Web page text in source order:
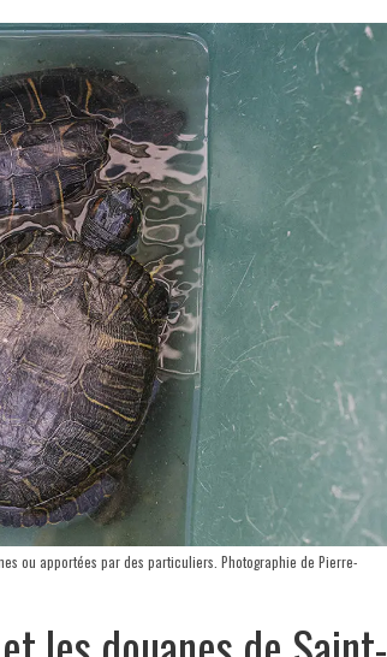
ou apportées par des particuliers. Photographie de Pierre-